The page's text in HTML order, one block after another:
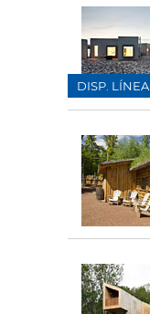
DISP. LÍNEA